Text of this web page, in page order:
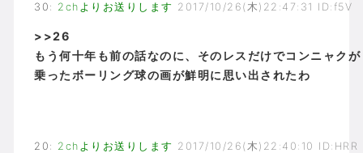
30 : 2chよりお送りします 2017/10/26(木)22:47:31 ID:f5V
>>26
もう何十年も前の話なのに、そのレスだけでコンニャクが
乗ったボーリング球の画が鮮明に思い出されたわ
20 : 2chよりお送りします 2017/10/26(木)22:40:10 ID:HRR